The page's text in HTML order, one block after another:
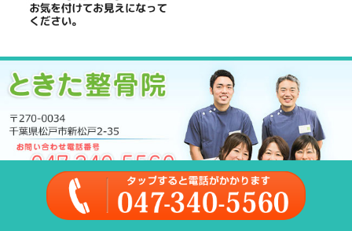
Home
【腰痛】 立ち座りがツライ場合、こんなタ
2017.05.10 | Category:坐骨神経痛,当院からのお知らせ